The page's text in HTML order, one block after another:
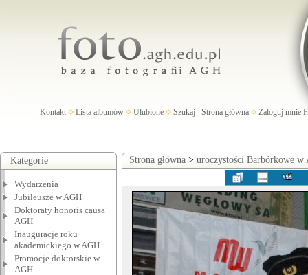
Kontakt Lista albumów Ulubione Szukaj Strona główna Zaloguj mnie
Kategorie
Wydarzenia
Jubileusze w AGH
Doktoraty honoris causa
AGH
Inauguracje roku
akademickiego w AGH
Promocje doktorskie w
AGH
Strona główna > uroczystości Barbórkowe w